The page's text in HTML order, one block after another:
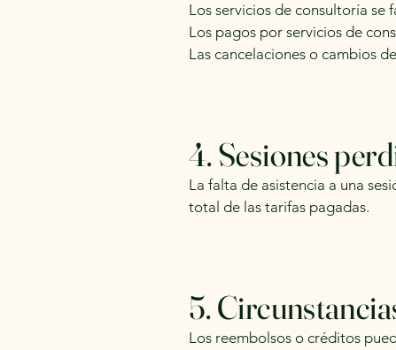
Los servicios de consultoría
Los pagos por servicios de
Las cancelaciones o cambios
4. Sesiones
La falta de asistencia a una
total de las tarifas pagadas.
5.
Los reembolsos o créditos